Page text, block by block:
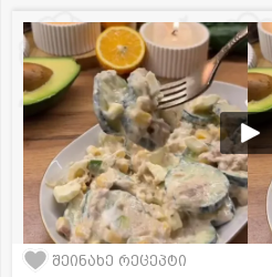
შეინახე რეცეპტი